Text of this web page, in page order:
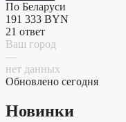
По Беларуси
191 333 BYN
21 ответ
Ваш город
—
нет данных
Обновлено сегодня
Новинки